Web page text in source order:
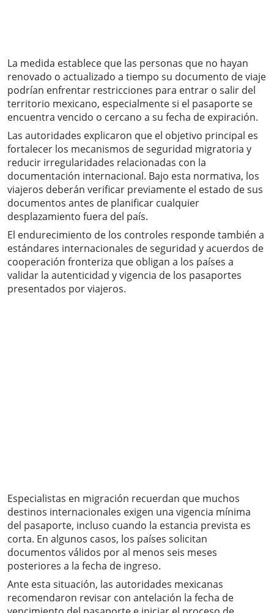
La medida establece que las personas que no hayan
renovado o actualizado a tiempo su documento de viaje
podrían enfrentar restricciones para entrar o salir del
territorio mexicano, especialmente si el pasaporte se
encuentra vencido o cercano a su fecha de expiración.
Las autoridades explicaron que el objetivo principal es
fortalecer los mecanismos de seguridad migratoria y
reducir irregularidades relacionadas con la
documentación internacional. Bajo esta normativa, los
viajeros deberán verificar previamente el estado de sus
documentos antes de planificar cualquier
desplazamiento fuera del país.
El endurecimiento de los controles responde también a
estándares internacionales de seguridad y acuerdos de
cooperación fronteriza que obligan a los países a
validar la autenticidad y vigencia de los pasaportes
presentados por viajeros.
Especialistas en migración recuerdan que muchos
destinos internacionales exigen una vigencia mínima
del pasaporte, incluso cuando la estancia prevista es
corta. En algunos casos, los países solicitan
documentos válidos por al menos seis meses
posteriores a la fecha de ingreso.
Ante esta situación, las autoridades mexicanas
recomendaron revisar con antelación la fecha de